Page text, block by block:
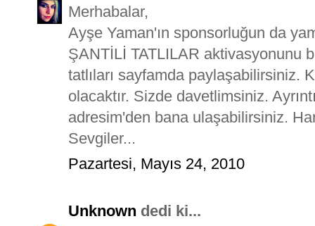
Merhabalar,
Ayşe Yaman'ın sponsorluğun da
ŞANTİLİ TATLILAR aktivasyonunu
tatlıları sayfamda paylaşabilirsiniz.
olacaktır. Sizde davetlimsiniz.
adresim'den bana ulaşabilirsiniz.
Sevgiler...
Pazartesi, Mayıs 24, 2010
Unknown dedi ki...